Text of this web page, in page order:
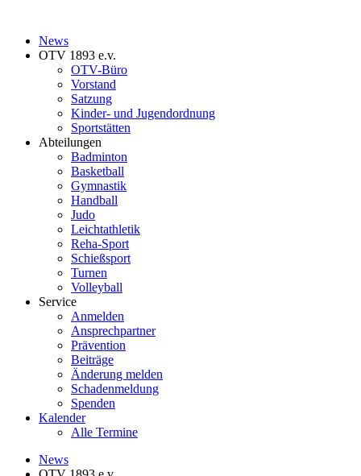
News
OTV 1893 e.v.
OTV-Büro
Vorstand
Satzung
Kinder- und Jugendordnung
Sportstätten
Abteilungen
Badminton
Basketball
Gymnastik
Handball
Judo
Leichtathletik
Reha-Sport
Schießsport
Turnen
Volleyball
Service
Anmelden
Ansprechpartner
Prävention
Beiträge
Änderung melden
Schadenmeldung
Spenden
Kalender
Alle Termine
News